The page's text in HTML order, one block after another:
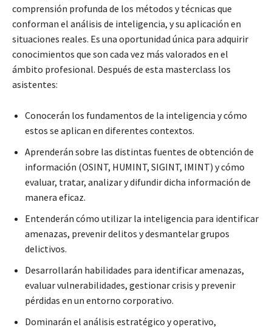
comprensión profunda de los métodos y técnicas que
conforman el análisis de inteligencia, y su aplicación en
situaciones reales. Es una oportunidad única para adquirir
conocimientos que son cada vez más valorados en el
ámbito profesional. Después de esta masterclass los
asistentes:
Conocerán los fundamentos de la inteligencia y cómo
estos se aplican en diferentes contextos.
Aprenderán sobre las distintas fuentes de obtención de
información (OSINT, HUMINT, SIGINT, IMINT) y cómo
evaluar, tratar, analizar y difundir dicha información de
manera eficaz.
Entenderán cómo utilizar la inteligencia para identificar
amenazas, prevenir delitos y desmantelar grupos
delictivos.
Desarrollarán habilidades para identificar amenazas,
evaluar vulnerabilidades, gestionar crisis y prevenir
pérdidas en un entorno corporativo.
Dominarán el análisis estratégico y operativo,